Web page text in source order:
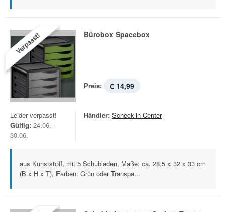
Verpasst! Bürobox Spacebox
Preis: € 14,99
Leider verpasst!
Gültig: 24.06. -
30.06.
Händler: Scheck-in Center
aus Kunststoff, mit 5 Schubladen, Maße: ca. 28,5 x 32 x 33 cm
(B x H x T), Farben: Grün oder Transpa...